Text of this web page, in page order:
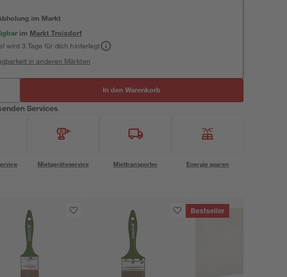
im Markt
im MarktTroisdorf
wird 3 Tage für dich hinterlegt
in anderen Märkten
In den Warenkorb
Services
Mietgeräteservice Miettransporter Energie sparen
Bestseller